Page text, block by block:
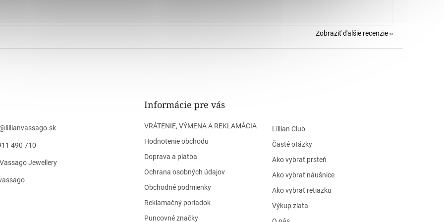
Zobraziť ďalšie recenzie
lillianvassago.sk
490 710
Jewellery
Informácie pre vás
VRÁTENIE, VÝMENA A REKLAMÁCIA
Hodnotenie obchodu
Doprava a platba
Ochrana osobných údajov
Obchodné podmienky
Reklamačný poriadok
Puncovné značky
Lillian Club
Časté otázky
Ako vybrať prsteň
Ako vybrať náušnice
Ako vybrať retiazku
Výkup zlata